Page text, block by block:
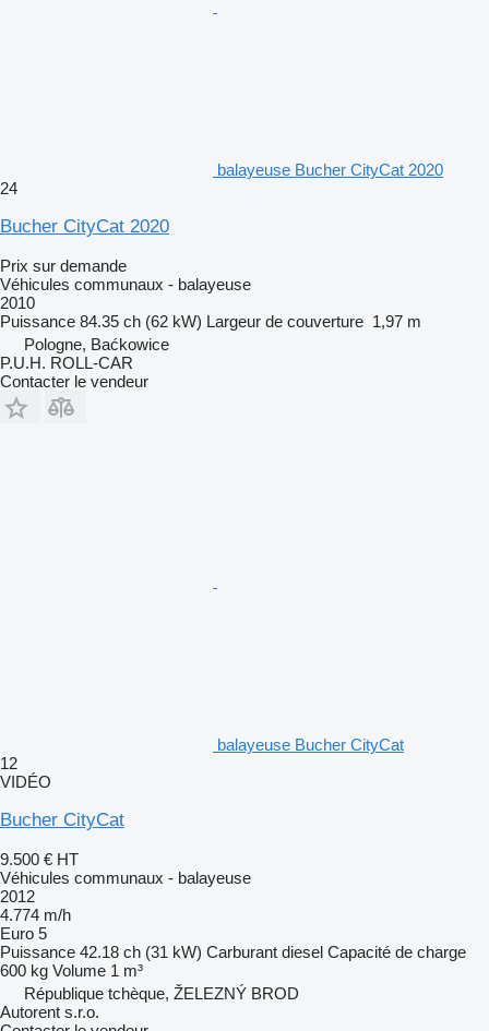
balayeuse Bucher CityCat 2020
24
Bucher CityCat 2020
Prix sur demande
Véhicules communaux - balayeuse
2010
Puissance 84.35 ch (62 kW) Largeur de couverture 1,97 m
Pologne, Baćkowice
P.U.H. ROLL-CAR
Contacter le vendeur
balayeuse Bucher CityCat
12
VIDÉO
Bucher CityCat
9.500 € HT
Véhicules communaux - balayeuse
2012
4.774 m/h
Euro 5
Puissance 42.18 ch (31 kW) Carburant diesel Capacité de charge
600 kg Volume 1 m³
République tchèque, ŽELEZNÝ BROD
Autorent s.r.o.